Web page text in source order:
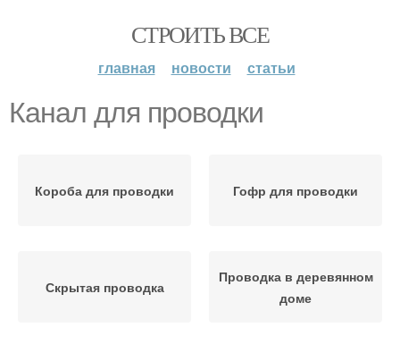
СТРОИТЬ ВСЕ
главная новости статьи
Канал для проводки
Короба для проводки Гофр для проводки
Скрытая проводка
Проводка в деревянном
доме